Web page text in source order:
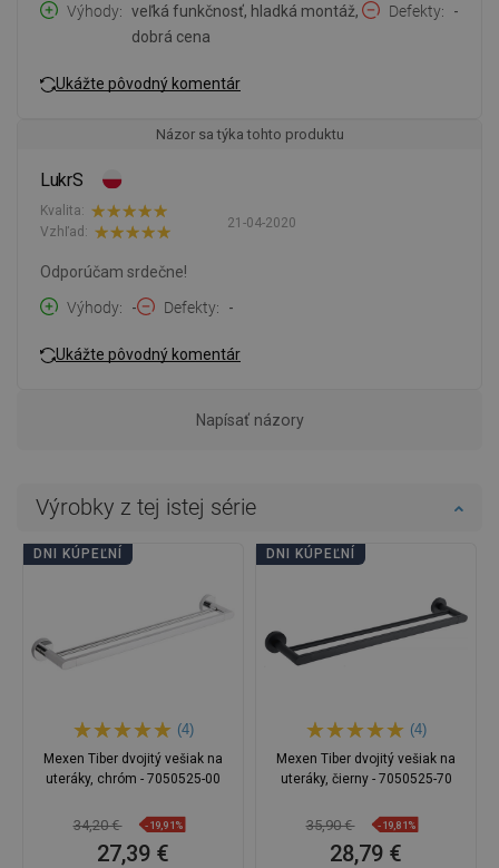
Výhody
veľká funkčnosť, hladká montáž,
dobrá cena
Defekty -
Ukážte pôvodný komentár
Názor sa týka tohto produktu
LukrS
21-04-2020
Kvalita:
Vzhľad:
Odporúčam srdečne!
Výhody
- Defekty -
Ukážte pôvodný komentár
Napísať názory
Výrobky z tej istej série
DNI KÚPEĽNÍ
(4)
Mexen Tiber dvojitý vešiak na
uteráky, chróm - 7050525-00
34,20 € -19,91%
27,39 €
DNI KÚPEĽNÍ
(4)
Mexen Tiber dvojitý vešiak na
uteráky, čierny - 7050525-70
35,90 € -19,81%
28,79 €